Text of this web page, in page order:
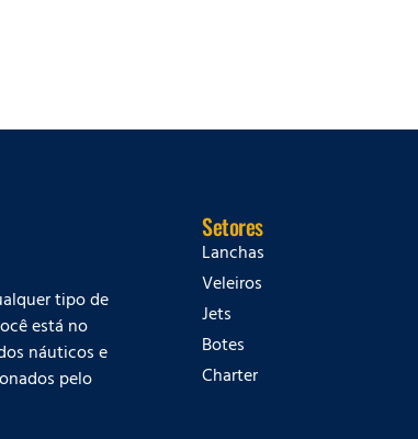
tipo de
está no
náuticos e
pelo
Setores
Lanchas
Veleiros
Jets
Botes
Charter